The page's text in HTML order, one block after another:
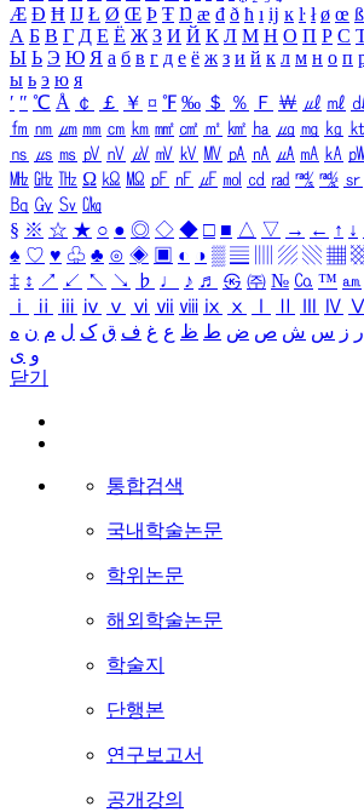
Æ Ð Ħ Ĳ Ł Ø Œ Þ Ŧ Ŋ æ đ ð ħ ı ĳ ĸ ŀ ł ø œ ß
А Б В Г Д Е Ё Ж З И Й К Л М Н О П Р С
Ы Ь Э Ю Я а б в г д е ё ж з и й к л м н о п
ы ь э ю я
′ ″ ℃ Å ￠ ￡ ￥ ¤ ℉ ‰ ＄ ％ Ｆ ￦ ㎕ ㎖
㎙ ㎚ ㎛ ㎜ ㎝ ㎞ ㎟ ㎠ ㎡ ㎢ ㏊ ㎍ ㎎ ㎏ ㏏
㎱ ㎲ ㎳ ㎴ ㎵ ㎶ ㎷ ㎸ ㎹ ㎀ ㎁ ㎂ ㎃ ㎄
㎒ ㎓ ㎔ Ω ㏀ ㏁ ㎊ ㎋ ㎌ ㏖ ㏅ ㎭ ㎮ ㎯ ㏛
㏃ ㏉ ㏜ ㏆
§ ※ ☆ ★ ○ ● ◎ ◇ ◆ □ ■ △ ▽ → ← ↑ ↓
♠ ♡ ♥ ♧ ♣ ⊙ ◈ ▣ ◐ ◑ ▒ ▤ ▨ ▧ ▦
‡ ↕ ↗ ↙ ↖ ↘ ♭ ♩ ♪ ♬ ㉿ ㈜ № ㏇ ™ ㏂
ⅰ
ⅱ ⅲ ⅳ ⅴ ⅵ ⅶ ⅷ ⅸ ⅹ Ⅳ Ⅴ
ر ز س ش ص ض ط ظ ع غ ف ق ک ل م ن ه
و ی
닫기
통합검색
국내학술논문
학위논문
해외학술논문
학술지
단행본
연구보고서
공개강의